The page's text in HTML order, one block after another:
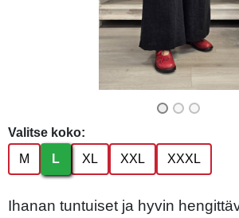
Valitse koko:
M
L XL XXL XXXL
Ihanan tuntuiset ja hyvin